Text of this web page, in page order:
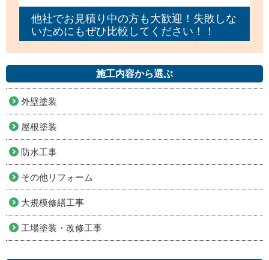
他社でお見積り中の方も大歓迎！失敗しな
いためにもぜひ比較してください！！
施工内容から選ぶ
外壁塗装
屋根塗装
防水工事
その他リフォーム
大規模修繕工事
工場塗装・改修工事